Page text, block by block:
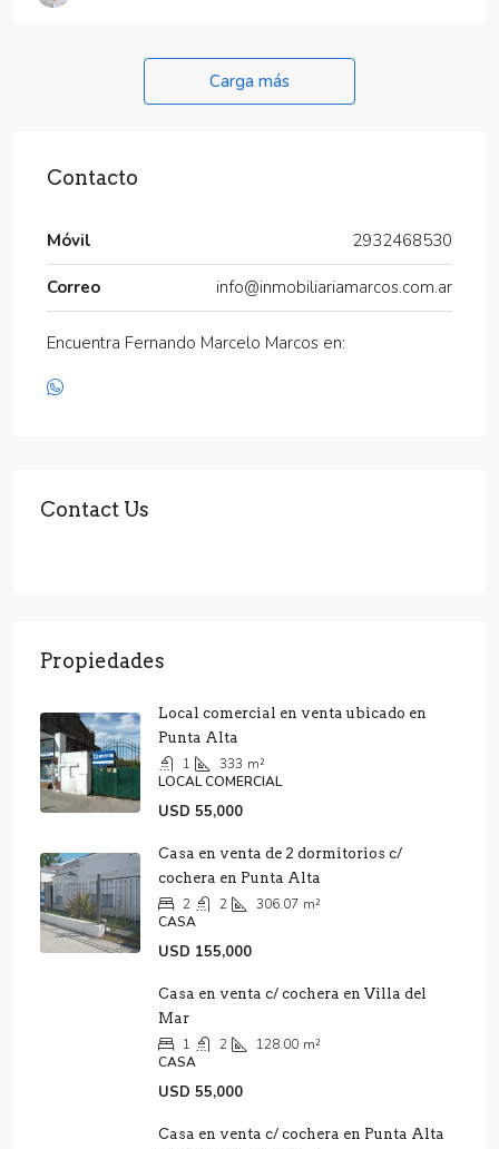
Carga más
Contacto
Móvil 2932468530
Correo info@inmobiliariamarcos.com.ar
Encuentra Fernando Marcelo Marcos en:
Contact Us
Propiedades
Local comercial en venta ubicado en
Punta Alta
1 333 m²
LOCAL COMERCIAL
USD 55,000
Casa en venta de 2 dormitorios c/
cochera en Punta Alta
2 2 306.07 m²
CASA
USD 155,000
Casa en venta c/ cochera en Villa del
Mar
1 2 128.00 m²
CASA
USD 55,000
Casa en venta c/ cochera en Punta Alta